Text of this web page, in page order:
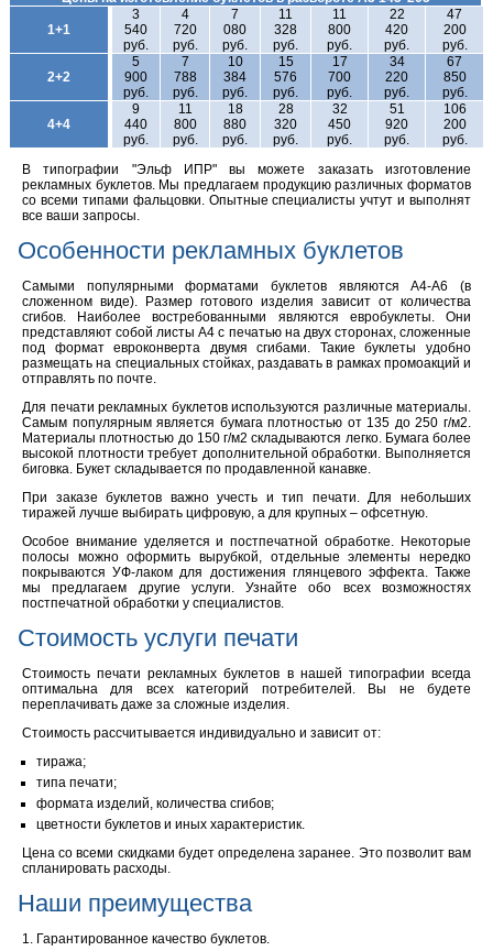
1+1
3
540
руб.
4
720
руб.
7
080
руб.
11
328
руб.
11
800
руб.
22
420
руб.
47
200
руб.
2+2
5
900
руб.
7
788
руб.
10
384
руб.
15
576
руб.
17
700
руб.
34
220
руб.
67
850
руб.
4+4
9
440
руб.
11
800
руб.
18
880
руб.
28
320
руб.
32
450
руб.
51
920
руб.
106
200
руб.
В типографии "Эльф ИПР" вы можете заказать изготовление
рекламных буклетов. Мы предлагаем продукцию различных форматов
со всеми типами фальцовки. Опытные специалисты учтут и выполнят
все ваши запросы.
Особенности рекламных буклетов
Самыми популярными форматами буклетов являются А4-А6 (в
сложенном виде). Размер готового изделия зависит от количества
сгибов. Наиболее востребованными являются евробуклеты. Они
представляют собой листы А4 с печатью на двух сторонах, сложенные
под формат евроконверта двумя сгибами. Такие буклеты удобно
размещать на специальных стойках, раздавать в рамках промоакций и
отправлять по почте.
Для печати рекламных буклетов используются различные материалы.
Самым популярным является бумага плотностью от 135 до 250 г/м2.
Материалы плотностью до 150 г/м2 складываются легко. Бумага более
высокой плотности требует дополнительной обработки. Выполняется
биговка. Букет складывается по продавленной канавке.
При заказе буклетов важно учесть и тип печати. Для небольших
тиражей лучше выбирать цифровую, а для крупных – офсетную.
Особое внимание уделяется и постпечатной обработке. Некоторые
полосы можно оформить вырубкой, отдельные элементы нередко
покрываются УФ-лаком для достижения глянцевого эффекта. Также
мы предлагаем другие услуги. Узнайте обо всех возможностях
постпечатной обработки у специалистов.
Стоимость услуги печати
Стоимость печати рекламных буклетов в нашей типографии всегда
оптимальна для всех категорий потребителей. Вы не будете
переплачивать даже за сложные изделия.
Стоимость рассчитывается индивидуально и зависит от:
тиража;
типа печати;
формата изделий, количества сгибов;
цветности буклетов и иных характеристик.
Цена со всеми скидками будет определена заранее. Это позволит вам
спланировать расходы.
Наши преимущества
Гарантированное качество буклетов.